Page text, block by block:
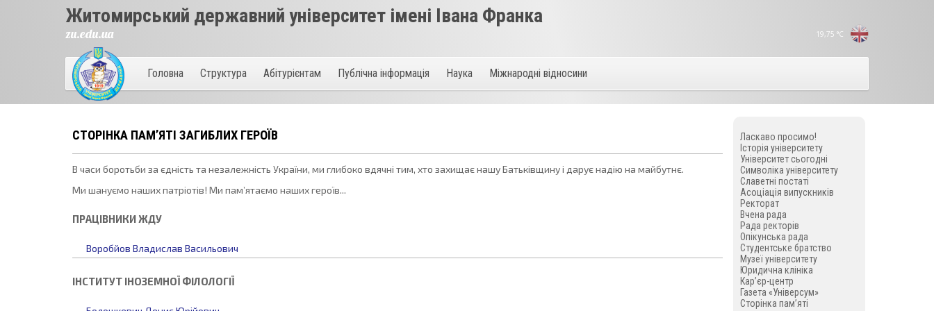
19,75 °C
Житомирський державний університет імені Івана Франка
zu.edu.ua
Головна Структура Абітурієнтам Публічна інформація Наука Міжнародні відносини
СТОРІНКА ПАМ’ЯТІ ЗАГИБЛИХ ГЕРОЇВ
В часи боротьби за єдність та незалежність України, ми глибоко вдячні тим, хто захищає нашу Батьківщину і дарує надію на майбутнє.
Ми шануємо наших патріотів! Ми пам’ятаємо наших героїв...
ПРАЦІВНИКИ ЖДУ
Воробйов Владислав Васильович
ІНСТИТУТ ІНОЗЕМНОЇ ФІЛОЛОГІЇ
Ласкаво просимо!
Історія університету
Університет сьогодні
Символіка університету
Славетні постаті
Асоціація випускників
Ректорат
Вчена рада
Рада ректорів
Опікунська рада
Студентське братство
Музеї університету
Юридична клініка
Кар’єр-центр
Газета «Універсум»
Сторінка пам’яті